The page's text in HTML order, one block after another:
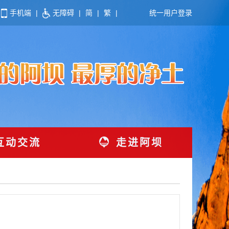
手机端 | 无障碍 | 简 | 繁 | 统一用户登录
交流 走进阿坝